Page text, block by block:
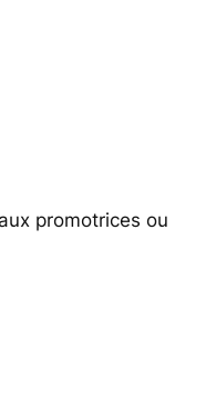
promotrices ou